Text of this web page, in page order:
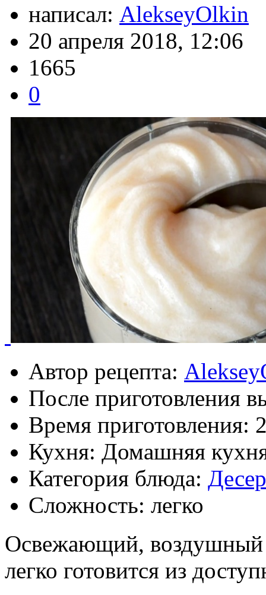
написал: AlekseyOlkin
20 апреля 2018, 12:06
1665
0
Автор рецепта:
После приготовления
Время приготовления:
Кухня: Домашняя
Категория блюда:
Сложность: легко
Освежающий, воздушный
легко готовится из